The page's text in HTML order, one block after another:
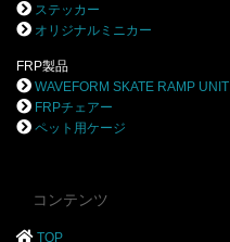
ステッカー
オリジナルミニカー
FRP製品
WAVEFORM SKATE RAMP UNIT
FRPチェアー
ペット用ケージ
コンテンツ
TOP